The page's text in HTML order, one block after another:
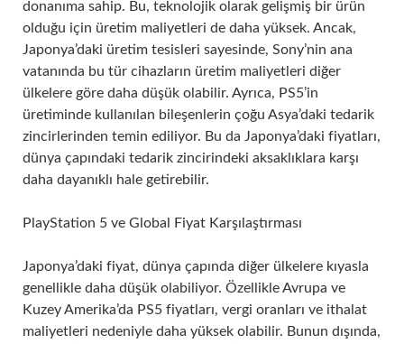
donanıma sahip. Bu, teknolojik olarak gelişmiş bir ürün
olduğu için üretim maliyetleri de daha yüksek. Ancak,
Japonya’daki üretim tesisleri sayesinde, Sony’nin ana
vatanında bu tür cihazların üretim maliyetleri diğer
ülkelere göre daha düşük olabilir. Ayrıca, PS5’in
üretiminde kullanılan bileşenlerin çoğu Asya’daki tedarik
zincirlerinden temin ediliyor. Bu da Japonya’daki fiyatları,
dünya çapındaki tedarik zincirindeki aksaklıklara karşı
daha dayanıklı hale getirebilir.
PlayStation 5 ve Global Fiyat Karşılaştırması
Japonya’daki fiyat, dünya çapında diğer ülkelere kıyasla
genellikle daha düşük olabiliyor. Özellikle Avrupa ve
Kuzey Amerika’da PS5 fiyatları, vergi oranları ve ithalat
maliyetleri nedeniyle daha yüksek olabilir. Bunun dışında,